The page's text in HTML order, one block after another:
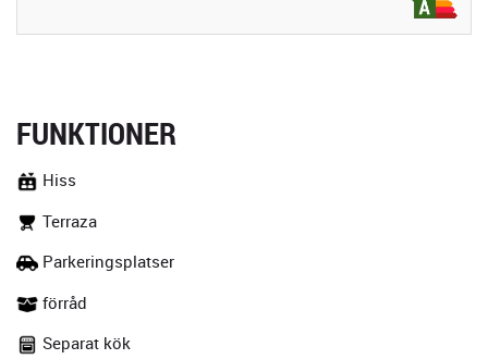
FUNKTIONER
Hiss
Terraza
Parkeringsplatser
förråd
Separat kök